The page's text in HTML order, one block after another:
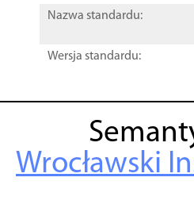
Nazwa standardu:
Wersja standardu:
Wrocławski